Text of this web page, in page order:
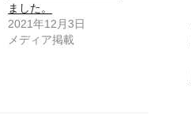
ました。
2021年12月3日
メディア掲載